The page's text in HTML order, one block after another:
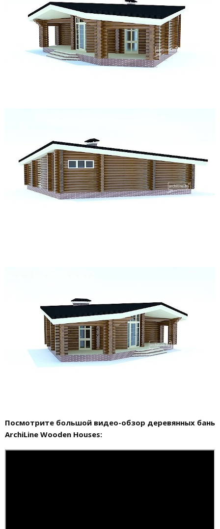
Посмотрите большой видео-обзор деревянных бань
ArchiLine Wooden Houses: